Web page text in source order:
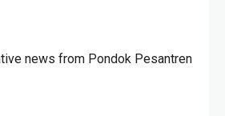
news from Pondok Pesantren